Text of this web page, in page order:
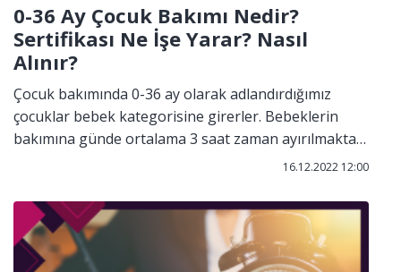
0-36 Ay Çocuk Bakımı Nedir?
Sertifikası Ne İşe Yarar? Nasıl
Alınır?
Çocuk bakımında 0-36 ay olarak adlandırdığımız
çocuklar bebek kategorisine girerler. Bebeklerin
bakımına günde ortalama 3 saat zaman ayırılmakta
16.12.2022 12:00